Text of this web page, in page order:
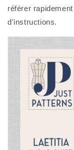
référer
d'instructions.